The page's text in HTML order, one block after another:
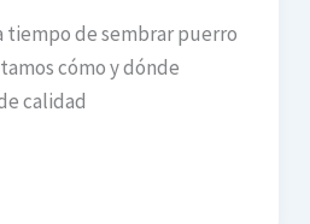
tiempo de sembrar puerro
cómo y dónde
calidad